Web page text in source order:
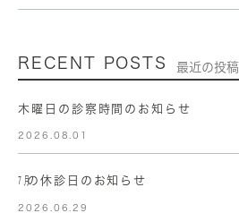
RECENT POSTS 最近の投稿
木曜日の診察時間のお知らせ
2026.08.01
㋆の休診日のお知らせ
2026.06.29